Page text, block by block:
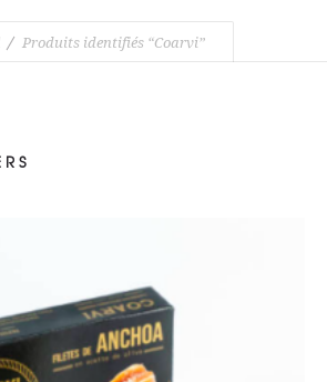
Produits identifiés “Coarvi”